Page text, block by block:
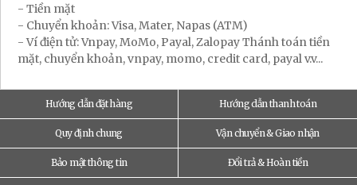
- Tiền mặt
- Chuyển khoản: Visa, Mater, Napas (ATM)
- Ví điện tử: Vnpay, MoMo, Payal, Zalopay Thánh toán tiền
mặt, chuyển khoản, vnpay, momo, credit card, payal v.v...
Hướng dẫn đặt hàng Hướng dẫn thanh toán
Quy định chung Vận chuyển & Giao nhận
Bảo mật thông tin Đổi trả & Hoàn tiền